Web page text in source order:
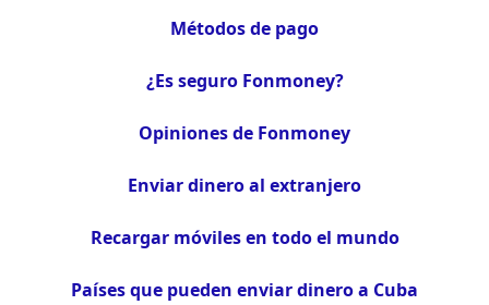
Métodos de pago
¿Es seguro Fonmoney?
Opiniones de Fonmoney
Enviar dinero al extranjero
Recargar móviles en todo el mundo
Países que pueden enviar dinero a Cuba